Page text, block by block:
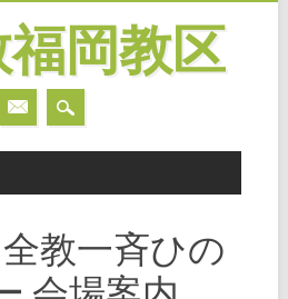
岡教区
全教一斉ひの